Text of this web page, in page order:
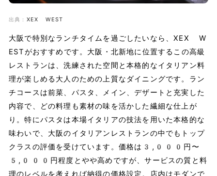
出典： XEX WEST
大阪で特別なランチタイムを過ごしたいなら、XEX W
ESTがおすすめです。大阪・北新地に位置するこの高級
レストランは、洗練された空間と本格的なイタリアン料
理が楽しめる大人のための上質なダイニングです。ラン
チコースは前菜、パスタ、メイン、デザートと充実した
内容で、どの料理も素材の味を活かした繊細な仕上が
り。特にパスタは本場イタリアの技法を用いた本格的な
味わいで、大阪のイタリアンレストランの中でもトップ
クラスの評価を受けています。価格は3,000円〜
5,000円程度とやや高めですが、サービスの質と料
理のレベルを考えれば納得の価格設定。店内はモダンで